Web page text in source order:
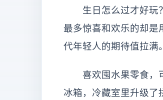
生日怎么过才好玩？
最多惊喜和欢乐的却
代年轻人的期待值拉满。
喜欢囤水果零食，可
冰箱，冷藏室里升级了